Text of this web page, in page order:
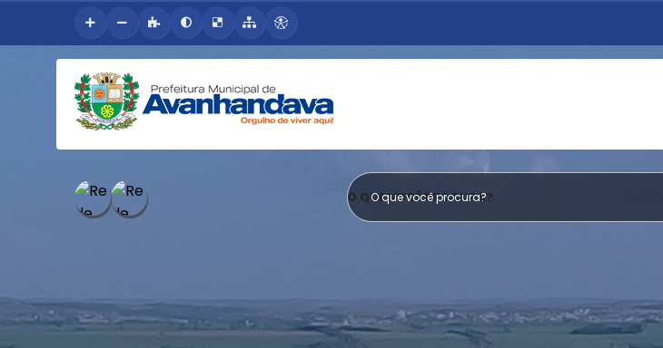
O QUE VOCÊ PROCURA?